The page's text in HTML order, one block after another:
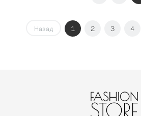
Назад 1 2 3 4